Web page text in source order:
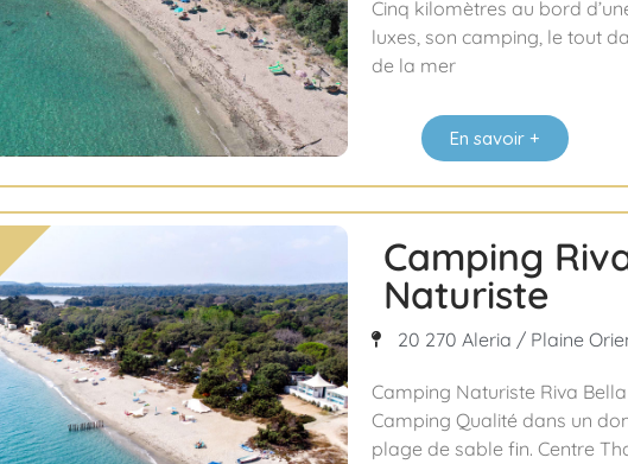
Cinq kilomètres au bord
luxes, son camping, le tout
de la mer
En savoir +
Camping
Naturiste
20 270 Aleria / Plaine
Camping Naturiste Riva
Camping Qualité dans un
plage de sable fin. Centre